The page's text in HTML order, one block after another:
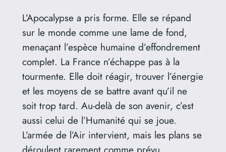
L’Apocalypse a pris forme. Elle se répand
sur le monde comme une lame de fond,
menaçant l’espèce humaine d’effondrement
complet. La France n’échappe pas à la
tourmente. Elle doit réagir, trouver l’énergie
et les moyens de se battre avant qu’il ne
soit trop tard. Au-delà de son avenir, c’est
aussi celui de l’Humanité qui se joue.
L’armée de l’Air intervient, mais les plans se